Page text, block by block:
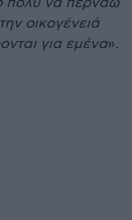
οικογένειά
για εμένα».